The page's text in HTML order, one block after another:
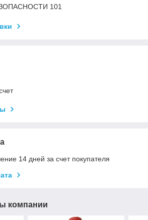
101
14 дней за счет покупателя
компании